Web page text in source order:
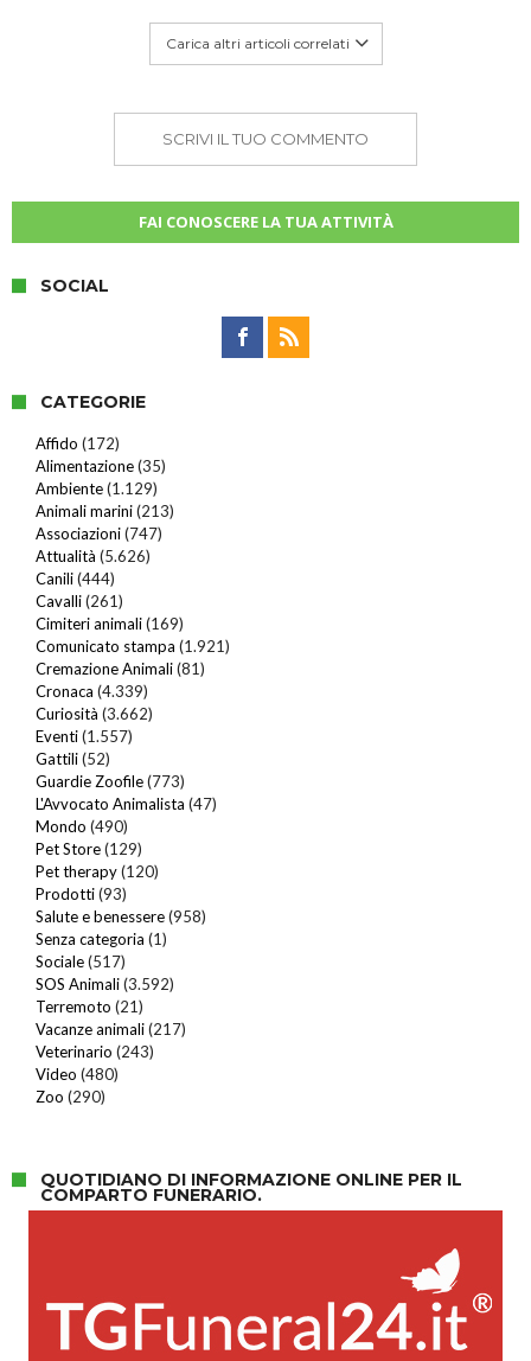
Carica altri articoli correlati
SCRIVI IL TUO COMMENTO
FAI CONOSCERE LA TUA ATTIVITÀ
SOCIAL
CATEGORIE
Affido (172)
Alimentazione(35)
Ambiente(1.129)
Animali marini(213)
Associazioni(747)
Attualità (5.626)
Canili(444)
Cavalli(261)
Cimiteri animali(169)
Comunicato stampa (1.921)
Cremazione Animali(81)
Cronaca (4.339)
Curiosità (3.662)
Eventi(1.557)
Gattili(52)
Guardie Zoofile(773)
L'Avvocato Animalista (47)
Mondo (490)
Pet Store(129)
Pet therapy(120)
Prodotti(93)
Salute e benessere(958)
Senza categoria (1)
Sociale(517)
SOS Animali(3.592)
Terremoto (21)
Vacanze animali(217)
Veterinario (243)
Video (480)
Zoo (290)
QUOTIDIANO DI INFORMAZIONE ONLINE PER IL
COMPARTO FUNERARIO.